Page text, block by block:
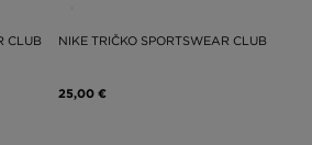
CLUB
NIKE TRIČKO SPORTSWEAR CLUB
25,00 €